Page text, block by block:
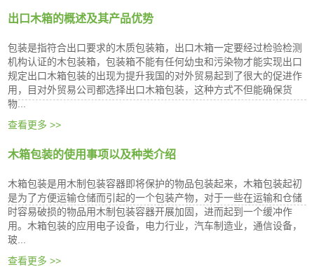
出口木箱的概述及其产品优势
包装是指符合出口要求的木质包装箱，出口木箱一定要经过检验检测
机构认证的木包装箱，包装箱不能有任何幼虫和污染物才能实现出口
规定出口木箱包装的出现为提升我国的对外贸易起到了很大的促进作
用，目对外贸易公司都选择出口木箱包装，这种方式不但能确保货
物...
查看更多 >>
木箱包装的使用事项以及种类介绍
木箱包装是用木制包装容器即将保护的物品包装起来，木箱包装起初
是为了方便运输仓储而引起的一个包装产物，对于一些在运输和仓储
时容易破损的物品用木制包装容器开展加固，进而起到一个缓冲作
用。木箱包装的应用电子设备，电力行业，汽车制造业，通信设备，
玻...
查看更多 >>